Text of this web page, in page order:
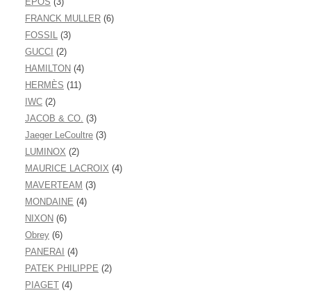
FRANCK MULLER (6)
FOSSIL (3)
GUCCI (2)
HAMILTON (4)
HERMÈS (11)
IWC (2)
JACOB & CO. (3)
Jaeger LeCoultre (3)
LUMINOX (2)
MAURICE LACROIX (4)
MAVERTEAM (3)
MONDAINE (4)
NIXON (6)
Obrey (6)
PANERAI (4)
PATEK PHILIPPE (2)
PIAGET (4)